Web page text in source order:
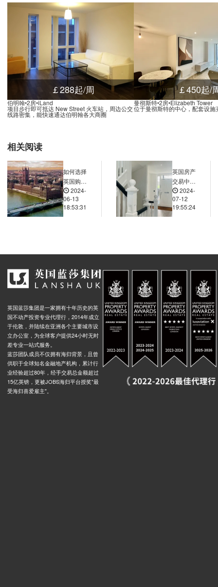
￡288起/周
伯明翰•2房•iLand
项目步行即可抵达 New Street 火车站，周边公交
线路密集，能快速通达伯明翰各大商圈
￡450起/
曼彻斯特•2房•Elizabeth Tower
位于曼彻斯特的中心，配套设施
相关阅读
如何选择
英国购房
贷款中的
“对的银
行”
2024-
06-13
18:53:31
英国房产
交易中的
谈判技巧
与策略
2024-
07-12
19:55:24
英国蓝莎集团是一家拥有十年历史的英
国不动产投资专业代理行，2014年成立
于伦敦，并陆续在亚洲各个主要城市设
立办公室，为全球客户提供24小时无时
差专业一站式服务。
蓝莎团队成员不仅拥有海归背景，且曾
供职于全球知名金融地产机构，累计行
业经验超过80年，经手交易总金额超过
15亿英镑，更被JOBS海归平台授奖"最
受海归喜爱雇主"。